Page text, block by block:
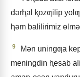
dǝrⱨal ⱪozƣilip
ⱨǝm balilirimiz
9
Mǝn uningƣa
meningdin ⱨesab